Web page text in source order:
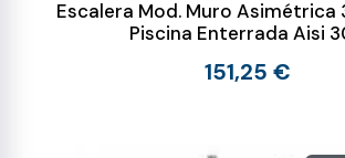
Escalera Mod. Muro Asimétrica
Piscina Enterrada Aisi
151,25 €